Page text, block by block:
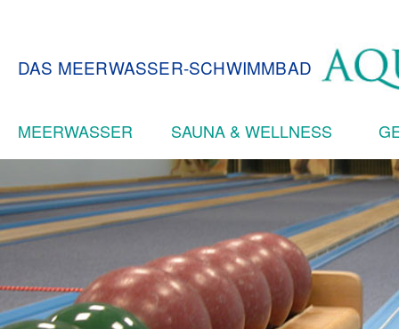
DAS MEERWASSER-SCHWIMMBAD
MEERWASSER SAUNA & WELLNESS